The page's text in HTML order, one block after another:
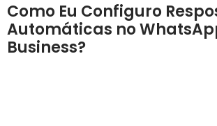
Como Eu Configuro
Automáticas no
Business?